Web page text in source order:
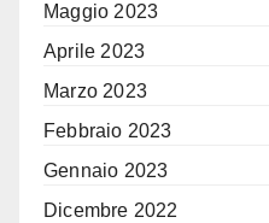
Maggio 2023
Aprile 2023
Marzo 2023
Febbraio 2023
Gennaio 2023
Dicembre 2022